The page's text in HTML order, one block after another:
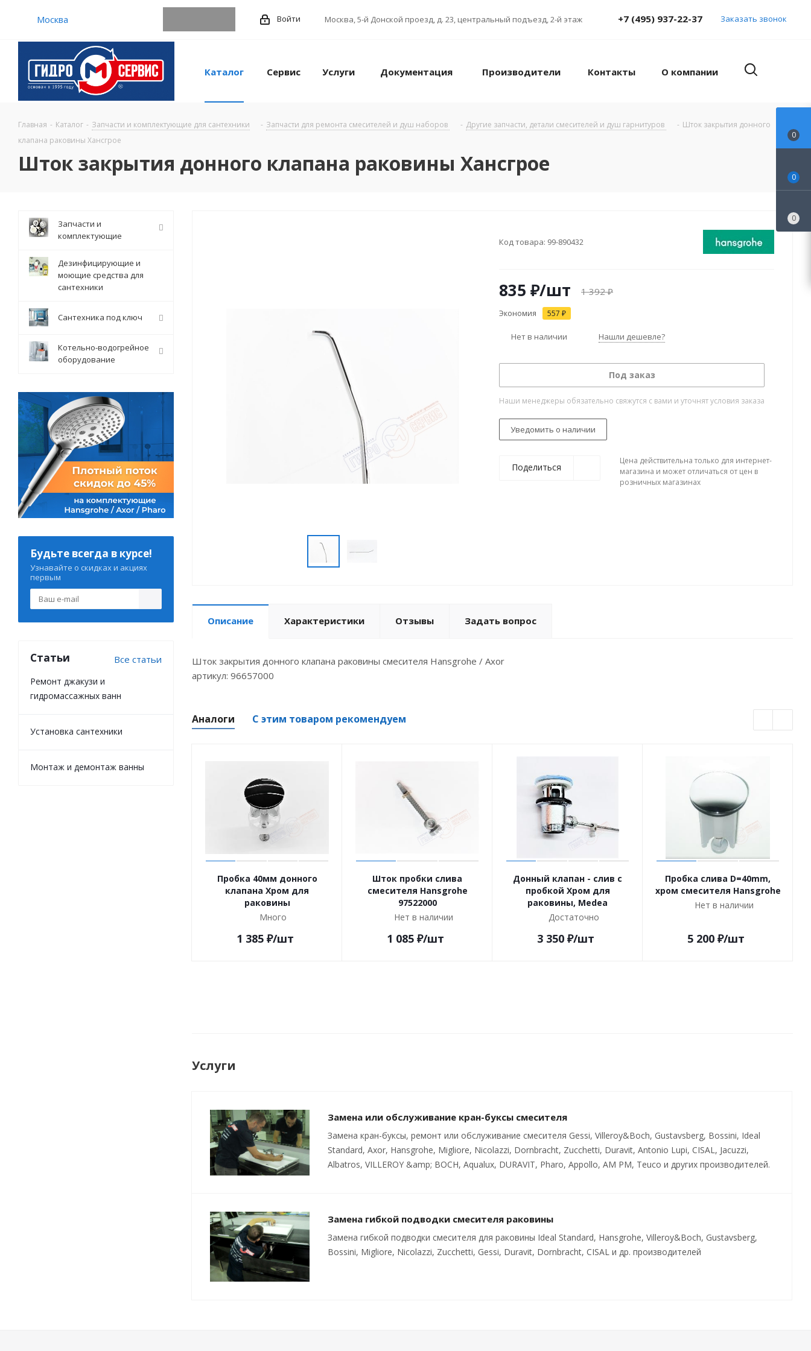
Москва Войти Москва,5-й Донской проезд, д. 23, центральный подъезд, 2-й этаж +7 (495) 937-22-37 Заказать звонок
Каталог Сервис Услуги Документация Производители Контакты О компании
Главная - Каталог - Запчасти и комплектующие для сантехники - Запчасти для ремонта смесителей и душ наборов - Другие запчасти, детали смесителей и душ гарнитуров - Шток закрытия донного
клапана раковины Хансгрое
Шток закрытия донного клапана раковины Хансгрое
Код товара: 99-890432
835 ₽/шт 1 392₽
Экономия 557 ₽
Нет в наличии Нашли дешевле?
Под заказ
Наши менеджеры обязательно свяжутся с вами и уточнят условия заказа
Уведомить о наличии
Поделиться
Цена действительна только для интернет-
магазина и может отличаться от цен в
розничных магазинах
Описание Характеристики Отзывы Задать вопрос
Шток закрытия донного клапана раковины смесителя Hansgrohe / Axor
артикул: 96657000
Аналоги С этим товаром рекомендуем
Пробка 40мм донного
клапана Хром для
раковины
Много
1 385₽/шт
Шток пробки слива
смесителя Hansgrohe
97522000
Нет в наличии
1 085₽/шт
Донный клапан - слив с
пробкой Хром для
раковины, Medea
Достаточно
3 350₽/шт
Пробка слива D=40mm,
хром смесителя Hansgrohe
Нет в наличии
5 200₽/шт
Услуги
Замена или обслуживание кран-буксы смесителя
Замена кран-буксы, ремонт или обслуживание смесителя Gessi, Villeroy&Boch, Gustavsberg, Bossini, Ideal
Standard, Axor, Hansgrohe, Migliore, Nicolazzi, Dornbracht, Zucchetti, Duravit, Antonio Lupi, CISAL, Jacuzzi,
Albatros, VILLEROY &amp; BOCH, Aqualux, DURAVIT, Pharo, Appollo, AM PM, Teuco и других производителей.
Замена гибкой подводки смесителя раковины
Замена гибкой подводки смесителя для раковины Ideal Standard, Hansgrohe, Villeroy&Boch, Gustavsberg,
Bossini, Migliore, Nicolazzi, Zucchetti, Gessi, Duravit, Dornbracht, CISAL и др. производителей
Запчасти и
комплектующие
Дезинфицирующие и
моющие средства для
сантехники
Сантехника под ключ
Котельно-водогрейное
оборудование
Будьте всегда в курсе!
Узнавайте о скидках и акциях
первым
Статьи Все статьи
Ремонт джакузи и
гидромассажных ванн
Установка сантехники
Монтаж и демонтаж ванны
0
0
0